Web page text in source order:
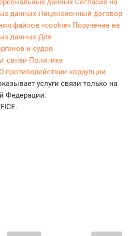
данных Согласие на
данных Лицензионный договор
файлов «cookie» Поручение на
данных Для
и судов
связи Политика
противодействии коррупции
услуги связи только на
Федерации.